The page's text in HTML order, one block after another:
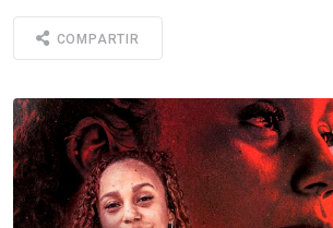
COMPARTIR